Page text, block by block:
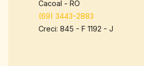
Cacoal - RO
(69) 3443-2883
Creci: 845 - F 1192 - J